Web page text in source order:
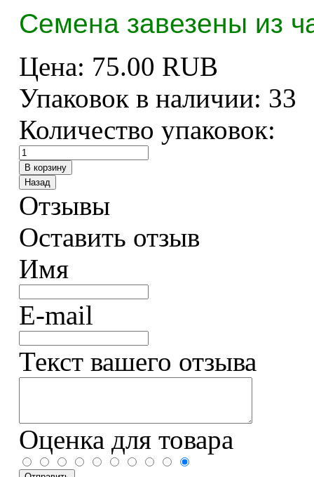
Семена завезены из
Цена: 75.00 RUB
Упаковок в наличии: 33
Количество упаковок:
Отзывы
Оставить отзыв
Имя
E-mail
Текст вашего отзыва
Оценка для товара